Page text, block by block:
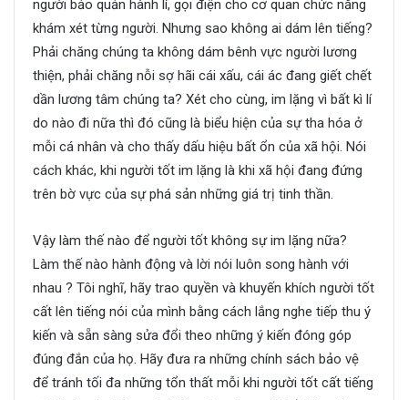
người bảo quản hành lí, gọi điện cho cơ quan chức năng
khám xét từng người. Nhưng sao không ai dám lên tiếng?
Phải chăng chúng ta không dám bênh vực người lương
thiện, phải chăng nỗi sợ hãi cái xấu, cái ác đang giết chết
dần lương tâm chúng ta? Xét cho cùng, im lặng vì bất kì lí
do nào đi nữa thì đó cũng là biểu hiện của sự tha hóa ở
mỗi cá nhân và cho thấy dấu hiệu bất ổn của xã hội. Nói
cách khác, khi người tốt im lặng là khi xã hội đang đứng
trên bờ vực của sự phá sản những giá trị tinh thần.
Vậy làm thế nào để người tốt không sự im lặng nữa?
Làm thế nào hành động và lời nói luôn song hành với
nhau ? Tôi nghĩ, hãy trao quyền và khuyến khích người tốt
cất lên tiếng nói của mình bằng cách lắng nghe tiếp thu ý
kiến và sẵn sàng sửa đổi theo những ý kiến đóng góp
đúng đắn của họ. Hãy đưa ra những chính sách bảo vệ
để tránh tối đa những tổn thất mỗi khi người tốt cất tiếng